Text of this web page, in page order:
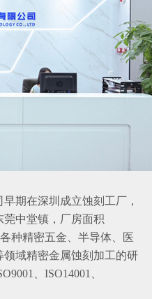
期在深圳成立蚀刻工厂，
莞中堂镇，厂房面积
种精密五金、半导体、医
域精密金属蚀刻加工的研
、ISO14001、